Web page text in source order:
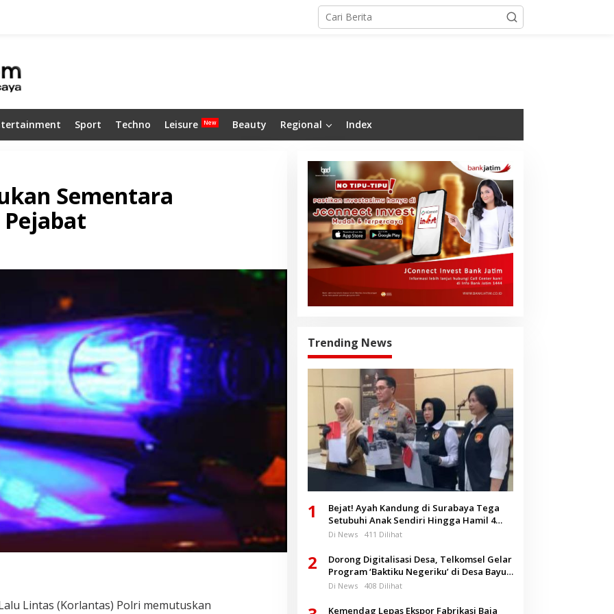
Sport Techno Leisure Beauty Regional Index
Sementara
Lintas (Korlantas) Polri memutuskan
Trending News
1
Bejat! Ayah Kandung di Surabaya Tega
Setubuhi Anak Sendiri Hingga Hamil 4
Bulan
Di News 411 Dilihat
2
Dorong Digitalisasi Desa, Telkomsel Gelar
Program ‘Baktiku Negeriku’ di Desa Bayu
Banyuwangi
Di News 408 Dilihat
Kemendag Lepas Ekspor Fabrikasi Baja